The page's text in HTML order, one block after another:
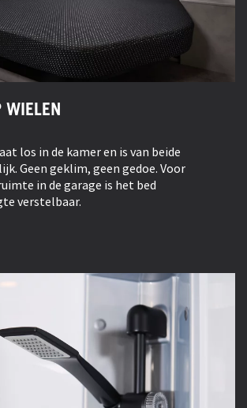
WIELEN
los in de kamer en is van beide
Geen geklim, geen gedoe. Voor
in de garage is het bed
verstelbaar.